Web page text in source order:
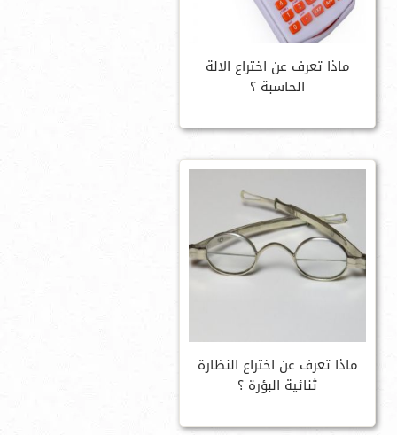
ماذا تعرف عن اختراع الالة
الحاسبة ؟
ماذا تعرف عن اختراع النظارة
ثنائية البؤرة ؟